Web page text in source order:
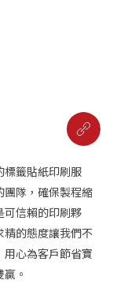
標籤貼紙印刷服
團隊，確保製程縮
可信賴的印刷夥
精的態度讓我們不
用心為客戶節省寶
。